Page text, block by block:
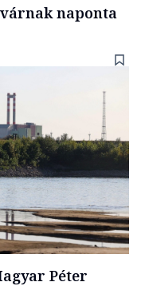
naponta
Péter